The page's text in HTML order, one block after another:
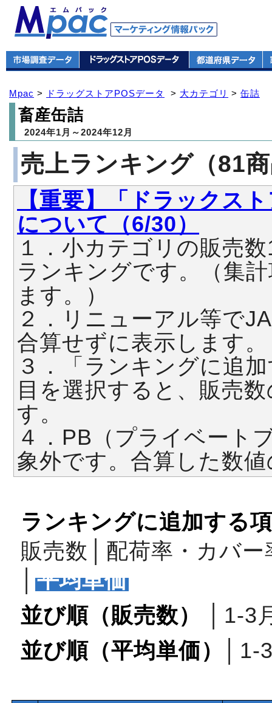
Mpac > ドラッグストアPOSデータ > 大カテゴリ > 缶詰
畜産缶詰
2024年1月～2024年12月
売上ランキング（81
【重要】「ドラックス
について（6/30）
１．小カテゴリの販売
ランキングです。（集
ます。）
２．リニューアル等で
合算せずに表示します。
３．「ランキングに追
目を選択すると、販売
す。
４．PB（プライベート
象外です。合算した数
ランキングに追加する
販売数
配荷率・カバー
平均単価
並び順（販売数）
1‐3
並び順（平均単価）